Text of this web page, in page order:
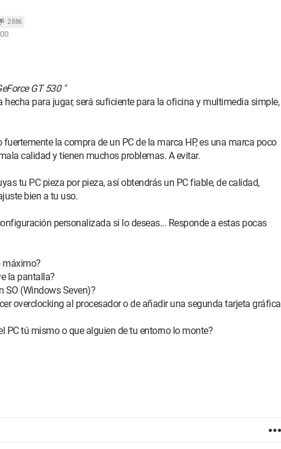
2 886
GT 530 "
hecha para jugar, será suficiente para la oficina y multimedia simple,
la compra de un PC de la marca HP, es una marca poco
calidad y tienen muchos problemas. A evitar.
tu PC pieza por pieza, así obtendrás un PC fiable, de calidad,
bien a tu uso.
personalizada si lo deseas... Responde a estas pocas
máximo?
la pantalla?
SO (Windows Seven)?
overclocking al procesador o de añadir una segunda tarjeta gráfica
PC tú mismo o que alguien de tu entorno lo monte?